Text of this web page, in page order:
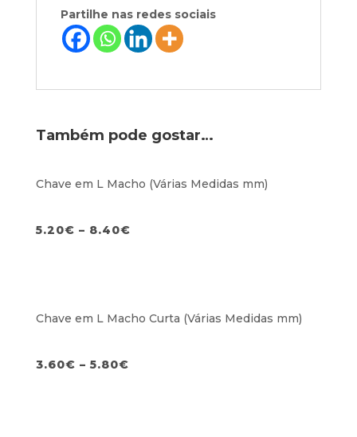
Partilhe nas redes sociais
Também pode gostar…
Chave em L Macho (Várias Medidas mm)
5.20€ – 8.40€
Chave em L Macho Curta (Várias Medidas mm)
3.60€ – 5.80€